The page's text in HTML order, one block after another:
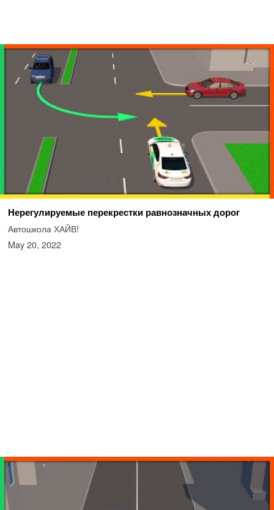
Нерегулируемые перекрестки равнозначных дорог
Автошкола ХАЙВ!
May 20, 2022